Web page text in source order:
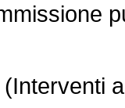
(Interventi